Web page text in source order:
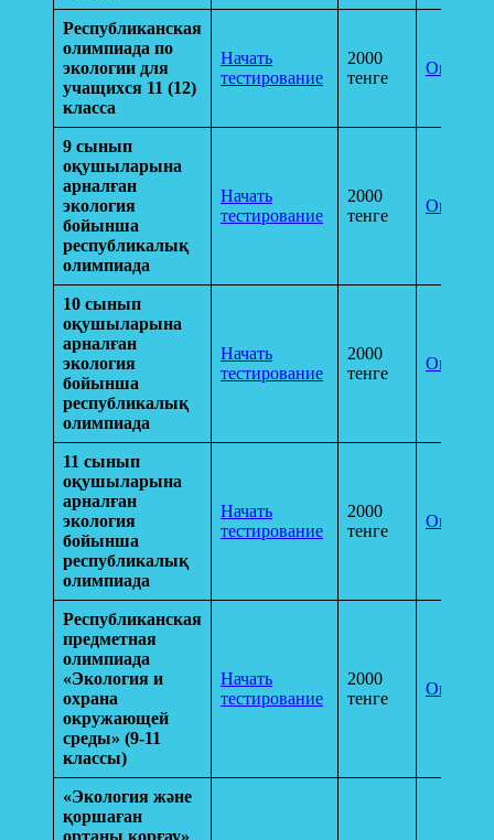
Республиканская
олимпиада по
экологии для
учащихся 11 (12)
класса
Начать
тестирование
2000
тенге
9 сынып
оқушыларына
арналған
экология
бойынша
республикалық
олимпиада
Начать
тестирование
2000
тенге
10 сынып
оқушыларына
арналған
экология
бойынша
республикалық
олимпиада
Начать
тестирование
2000
тенге
11 сынып
оқушыларына
арналған
экология
бойынша
республикалық
олимпиада
Начать
тестирование
2000
тенге
Республиканская
предметная
олимпиада
«Экология и
охрана
окружающей
среды» (9-11
классы)
Начать
тестирование
2000
тенге
«Экология және
қоршаған
ортаны қорғау»